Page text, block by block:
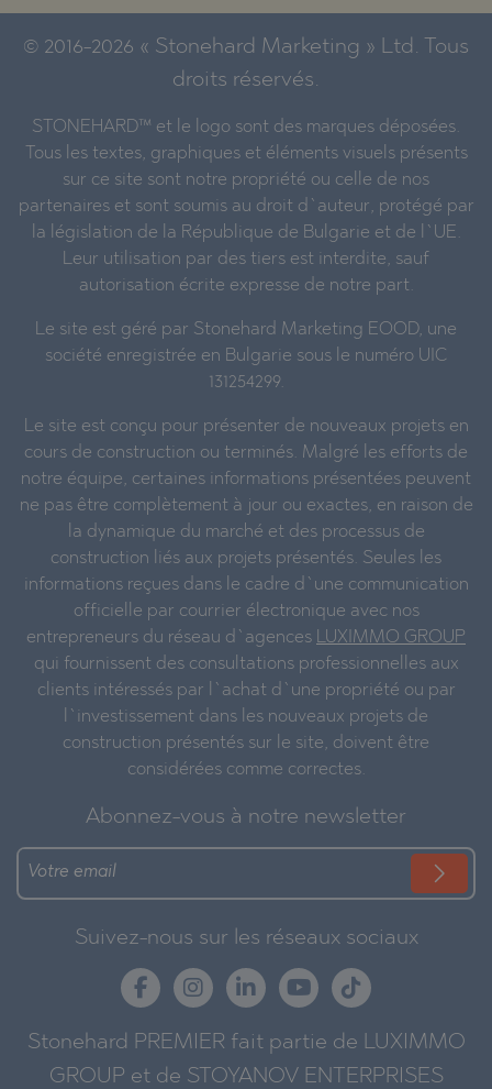
© 2016-2026 « Stonehard Marketing » Ltd. Tous
droits réservés.
STONEHARD™ et le logo sont des marques déposées.
Tous les textes, graphiques et éléments visuels présents
sur ce site sont notre propriété ou celle de nos
partenaires et sont soumis au droit d`auteur, protégé par
la législation de la République de Bulgarie et de l`UE.
Leur utilisation par des tiers est interdite, sauf
autorisation écrite expresse de notre part.
Le site est géré par Stonehard Marketing EOOD, une
société enregistrée en Bulgarie sous le numéro UIC
131254299.
Le site est conçu pour présenter de nouveaux projets en
cours de construction ou terminés. Malgré les efforts de
notre équipe, certaines informations présentées peuvent
ne pas être complètement à jour ou exactes, en raison de
la dynamique du marché et des processus de
construction liés aux projets présentés. Seules les
informations reçues dans le cadre d`une communication
officielle par courrier électronique avec nos
entrepreneurs du réseau d`agences LUXIMMO GROUP
qui fournissent des consultations professionnelles aux
clients intéressés par l`achat d`une propriété ou par
l`investissement dans les nouveaux projets de
construction présentés sur le site, doivent être
considérées comme correctes.
Abonnez-vous à notre newsletter
Suivez-nous sur les réseaux sociaux
Stonehard PREMIER fait partie de LUXIMMO
GROUP et de STOYANOV ENTERPRISES